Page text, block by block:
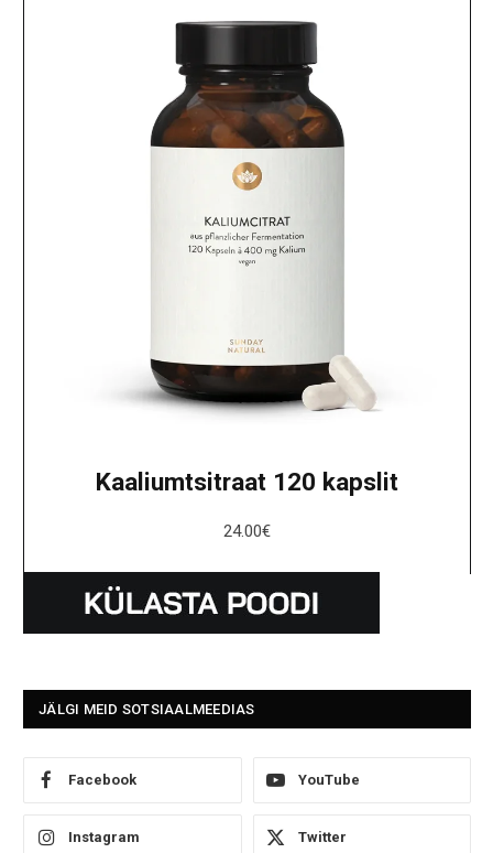
Kaaliumtsitraat 120 kapslit
24.00€
JÄLGI MEID SOTSIAALMEEDIAS
Facebook YouTube
Instagram Twitter